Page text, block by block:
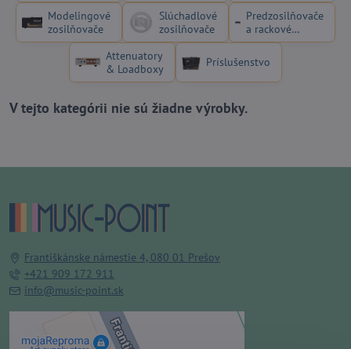
Modelingové
zosilňovače
Slúchadlové
zosilňovače
Predzosilňovače
a rackové
zosilňovače
Attenuatory
& Loadboxy
Príslušenstvo
Františkánske námestie 4, 080 01 Prešov
+421 909 172 911
info@music-point.sk